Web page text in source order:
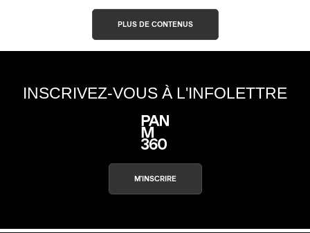
PLUS DE CONTENUS
INSCRIVEZ-VOUS À L'INFOLETTRE
M'INSCRIRE